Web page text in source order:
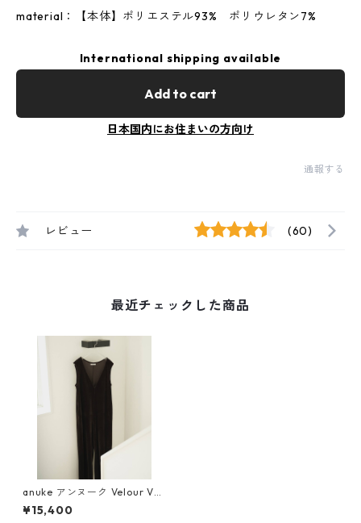
material：【本体】ポリエステル93% ポリウレタン7%
International shipping available
Add to cart
日本国内にお住まいの方向け
通報する
レビュー (60)
最近チェックした商品
anuke アンヌーク Velour Vne
ck Combinaison (BRN) 6261
0313
¥15,400